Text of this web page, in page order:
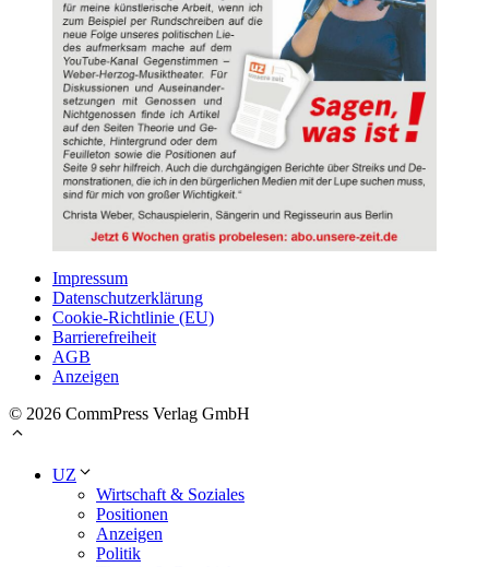
Impressum
Datenschutzerklärung
Cookie-Richtlinie (EU)
Barrierefreiheit
AGB
Anzeigen
© 2026 CommPress Verlag GmbH
UZ
Wirtschaft & Soziales
Positionen
Anzeigen
Politik